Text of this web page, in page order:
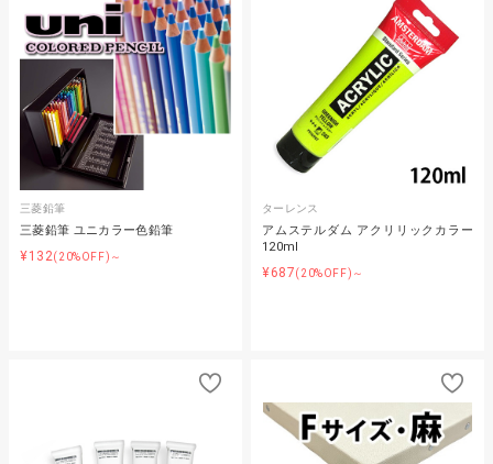
三菱鉛筆
三菱鉛筆 ユニカラー色鉛筆
¥132(20%OFF)～
ターレンス
アムステルダム アクリリックカラー
120ml
¥687(20%OFF)～